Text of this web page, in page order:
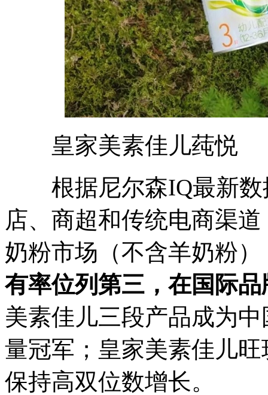
皇家美素佳儿莼悦
根据尼尔森IQ最新数
店、商超和传统电商渠
奶粉市场（不含羊奶粉）
有率位列第三，在国际
美素佳儿三段产品成为
量冠军；皇家美素佳儿
保持高双位数增长。